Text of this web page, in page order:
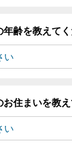
齢を教えてく
住まいを教え